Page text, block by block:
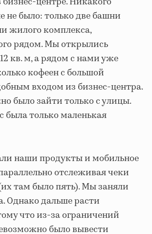
не было: только две башни
жилого комплекса,
рядом. Мы открылись
кв. м, а рядом с нами уже
кофеен с большой
входом из бизнес-центра.
было зайти только с улицы.
была только маленькая
наши продукты и мобильное
отслеживая чеки
там было пять). Мы заняли
Однако дальше расти
что из-за ограничений
было вывести